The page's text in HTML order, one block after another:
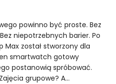
powinno być proste. Bez
niepotrzebnych barier. Po
Max został stworzony dla
smartwatch gotowy
postanowią spróbować.
grupowe? A…